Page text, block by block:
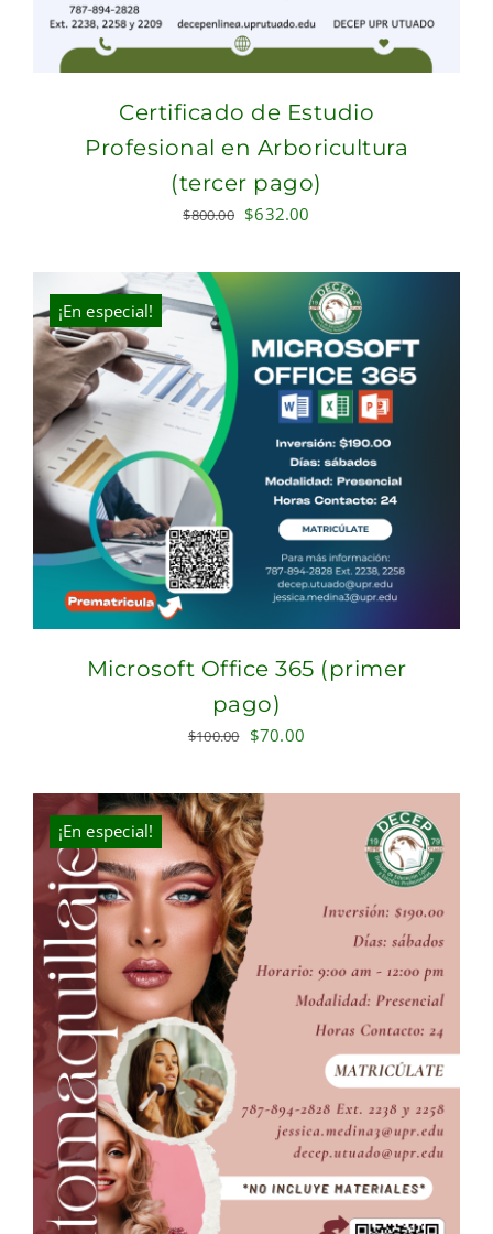
Certificado de Estudio
Profesional en Arboricultura
(tercer pago)
$800.00 Original
was:
$800.00.
$632.00
is:
$632.00.
¡En especial!
Microsoft Office 365 (primer
pago)
$100.00 Original
was:
$100.00.
$70.00
is:
¡En especial!